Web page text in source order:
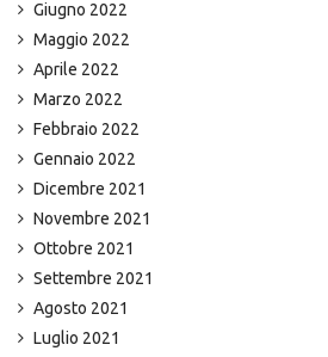
Giugno 2022
Maggio 2022
Aprile 2022
Marzo 2022
Febbraio 2022
Gennaio 2022
Dicembre 2021
Novembre 2021
Ottobre 2021
Settembre 2021
Agosto 2021
Luglio 2021